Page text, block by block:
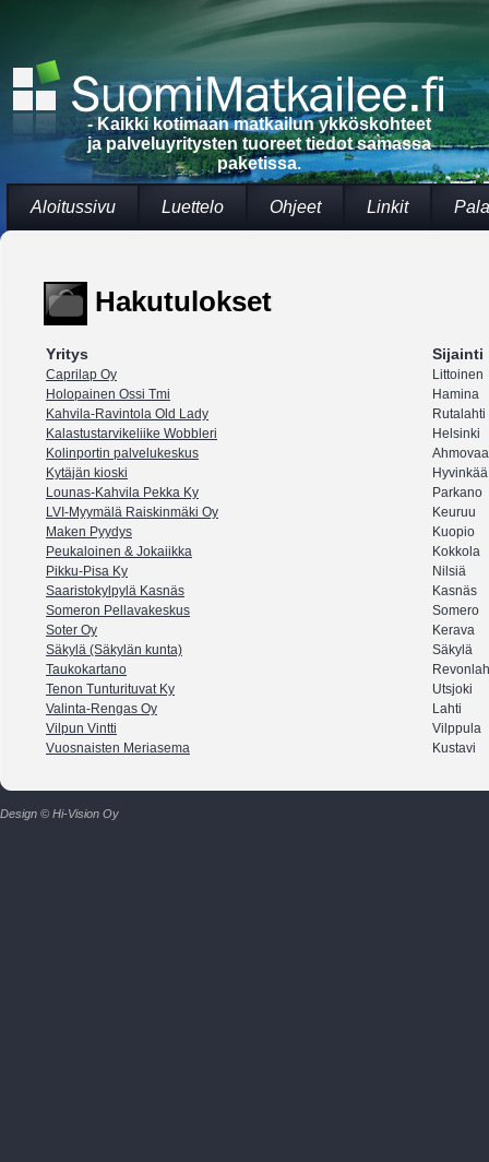
- Kaikki kotimaan matkailun ykköskohteet
ja palveluyritysten tuoreet tiedot samassa
paketissa.
Aloitussivu Luettelo Ohjeet Linkit
Hakutulokset
Yritys Sijainti
Caprilap Oy
Littoinen
Holopainen Ossi Tmi
Hamina
Kahvila-Ravintola Old Lady
Rutalahti
Kalastustarvikeliike Wobbleri
Helsinki
Kolinportin palvelukeskus
Kytäjän kioski
Hyvinkää
Lounas-Kahvila Pekka Ky
Parkano
LVI-Myymälä Raiskinmäki Oy
Keuruu
Maken Pyydys
Kuopio
Peukaloinen & Jokaiikka
Kokkola
Pikku-Pisa Ky
Nilsiä
Saaristokylpylä Kasnäs
Kasnäs
Someron Pellavakeskus
Somero
Soter Oy
Kerava
Säkylä (Säkylän kunta)
Säkylä
Taukokartano
Tenon Tunturituvat Ky
Utsjoki
Valinta-Rengas Oy
Lahti
Vilpun Vintti
Vilppula
Vuosnaisten Meriasema
Kustavi
Design © Hi-Vision Oy